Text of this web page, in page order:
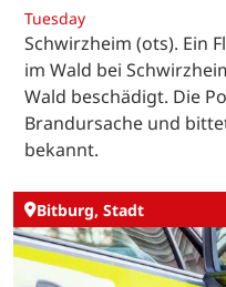
Tuesday
Schwirzheim (ots). Ein
im Wald bei
Wald beschädigt. Die
Brandursache und
bekannt.
Bitburg, Stadt